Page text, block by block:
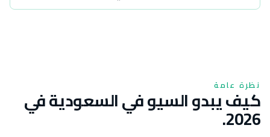
نظرة عامة
كيف يبدو السيو في السعودية في
2026.